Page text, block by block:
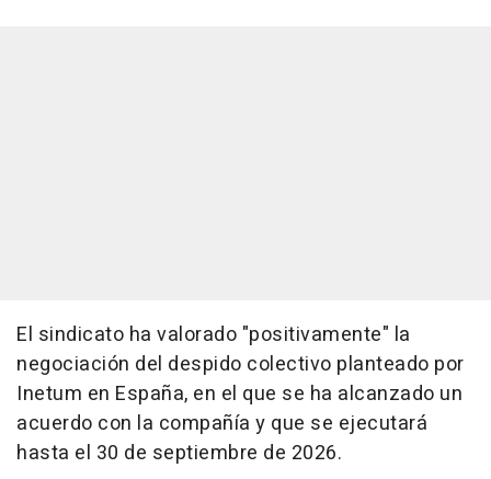
El sindicato ha valorado "positivamente" la
negociación del despido colectivo planteado por
Inetum en España, en el que se ha alcanzado un
acuerdo con la compañía y que se ejecutará
hasta el 30 de septiembre de 2026.